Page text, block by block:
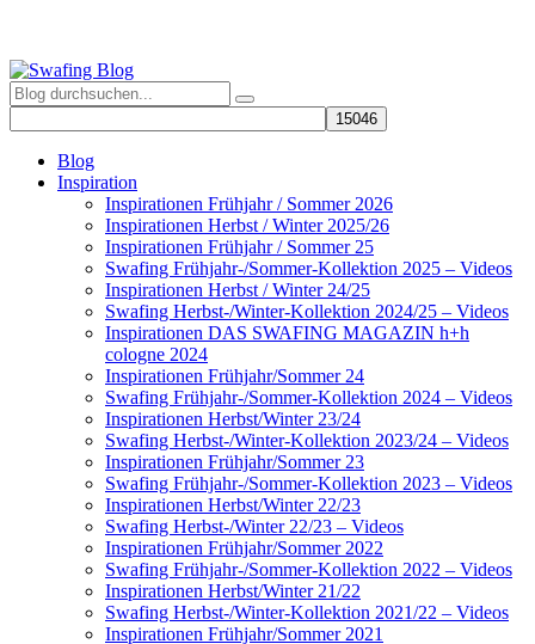
Blog
Inspiration
Inspirationen Frühjahr / Sommer 2026
Inspirationen Herbst / Winter 2025/26
Inspirationen Frühjahr / Sommer 25
Swafing Frühjahr-/Sommer-Kollektion 2025 – Videos
Inspirationen Herbst / Winter 24/25
Swafing Herbst-/Winter-Kollektion 2024/25 – Videos
Inspirationen DAS SWAFING MAGAZIN h+h
cologne 2024
Inspirationen Frühjahr/Sommer 24
Swafing Frühjahr-/Sommer-Kollektion 2024 – Videos
Inspirationen Herbst/Winter 23/24
Swafing Herbst-/Winter-Kollektion 2023/24 – Videos
Inspirationen Frühjahr/Sommer 23
Swafing Frühjahr-/Sommer-Kollektion 2023 – Videos
Inspirationen Herbst/Winter 22/23
Swafing Herbst-/Winter 22/23 – Videos
Inspirationen Frühjahr/Sommer 2022
Swafing Frühjahr-/Sommer-Kollektion 2022 – Videos
Inspirationen Herbst/Winter 21/22
Swafing Herbst-/Winter-Kollektion 2021/22 – Videos
Inspirationen Frühjahr/Sommer 2021